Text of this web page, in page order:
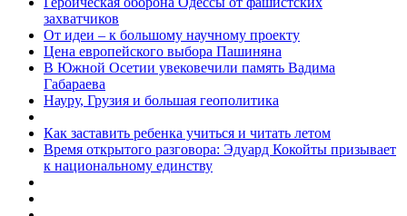
захватчиков
От идеи – к большому научному проекту
Цена европейского выбора Пашиняна
В Южной Осетии увековечили память Вадима
Габараева
Науру, Грузия и большая геополитика
Как заставить ребенка учиться и читать летом
Время открытого разговора: Эдуард Кокойты призывает
к национальному единству